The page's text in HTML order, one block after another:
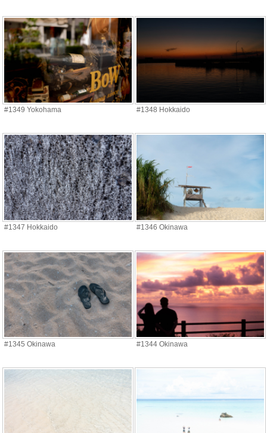
#1349 Yokohama #1348 Hokkaido
#1347 Hokkaido #1346 Okinawa
#1345 Okinawa #1344 Okinawa